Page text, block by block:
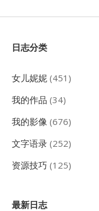
Sidebar
日志分类
女儿妮妮 (451)
我的作品 (34)
我的影像 (676)
文字语录 (252)
资源技巧 (125)
最新日志